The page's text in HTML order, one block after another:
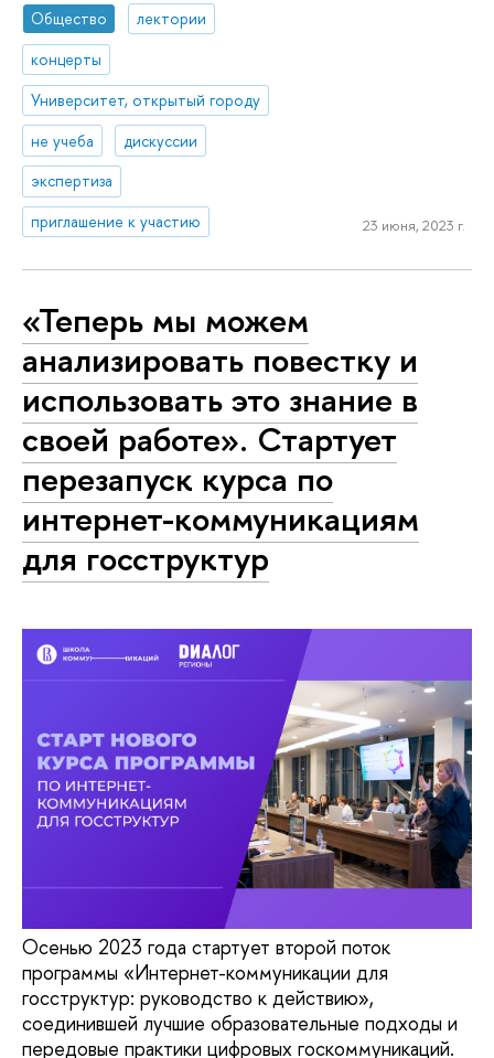
Общество
лектории
концерты
Университет, открытый городу
не учеба
дискуссии
экспертиза
приглашение к участию
23 июня, 2023 г.
«Теперь мы можем
анализировать повестку и
использовать это знание в
своей работе». Стартует
перезапуск курса по
интернет-коммуникациям
для госструктур
Осенью 2023 года стартует второй поток
программы «Интернет-коммуникации для
госструктур: руководство к действию»,
соединившей лучшие образовательные подходы и
передовые практики цифровых госкоммуникаций.